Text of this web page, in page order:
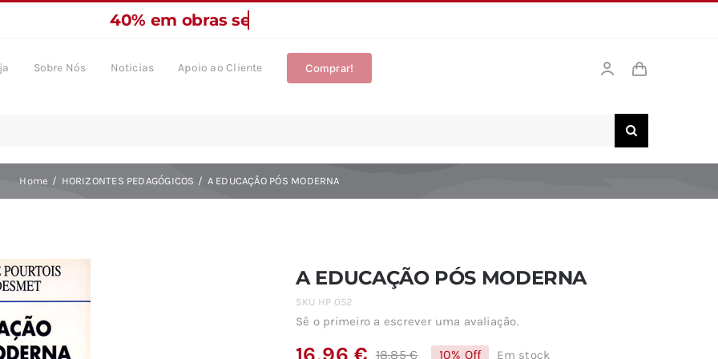
Sobre Nós Noticias Apoio ao Cliente Comprar!
Home HORIZONTES PEDAGÓGICOS A EDUCAÇÃO PÓS MODERNA
A EDUCAÇÃO PÓS MODERNA
SKU HP 052
Sê o primeiro a escrever uma avaliação.
18,85€ 10% Off Em stock